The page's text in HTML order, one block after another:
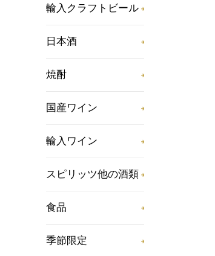
輸入クラフトビール
日本酒
焼酎
国産ワイン
輸入ワイン
スピリッツ他の酒類
食品
季節限定